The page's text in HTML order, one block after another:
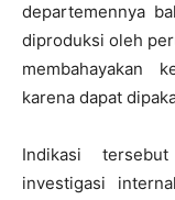
departemennya
diproduksi oleh
membahayakan
karena dapat
Indikasi
investigasi